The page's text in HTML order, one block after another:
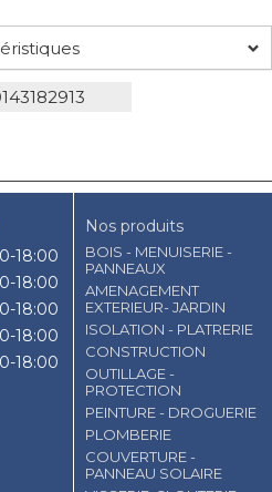
18:00
18:00
18:00
18:00
18:00
Nos produits
BOIS - MENUISERIE -
PANNEAUX
AMENAGEMENT
EXTERIEUR- JARDIN
ISOLATION - PLATRERIE
CONSTRUCTION
OUTILLAGE -
PROTECTION
PEINTURE - DROGUERIE
PLOMBERIE
COUVERTURE -
PANNEAU SOLAIRE